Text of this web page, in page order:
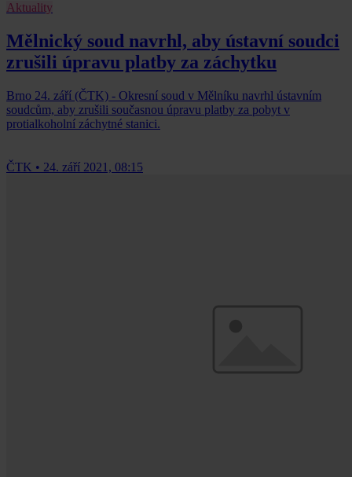
Aktuality
Mělnický soud navrhl, aby ústavní soudci
zrušili úpravu platby za záchytku
Brno 24. září (ČTK) - Okresní soud v Mělníku navrhl ústavním
soudcům, aby zrušili současnou úpravu platby za pobyt v
protialkoholní záchytné stanici.
ČTK • 24. září 2021, 08:15